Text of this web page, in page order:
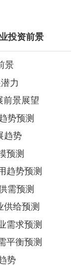
投资前景
景
力
前景展望
势预测
趋势
预测
趋势预测
需预测
供给预测
需求预测
平衡预测
势